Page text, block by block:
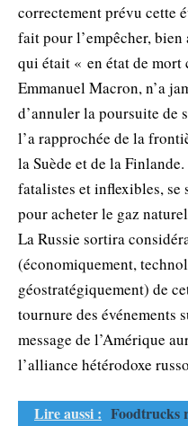
correctement prévu cette
fait pour l’empêcher,
qui était « en état de mort
Emmanuel Macron, n’a
d’annuler la poursuite de
l’a rapprochée de la
la Suède et de la
fatalistes et inflexibles, se
pour acheter le gaz
La Russie sortira
(économiquement,
géostratégiquement) de
tournure des événements
message de l’Amérique
l’alliance hétérodoxe
Lire aussi : Foodtrucks